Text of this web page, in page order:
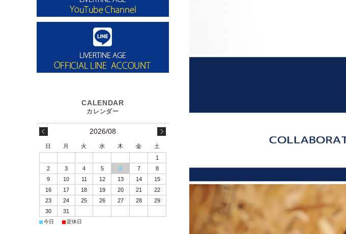
2026/08
日 月 火 水 木 金
土
1
2
3 4 5 6 7
8
9
10 11 12 13 14
15
16
17 18 19 20 21
22
23
24 25 26 27 28
29
30
31
■今日 ■定休日